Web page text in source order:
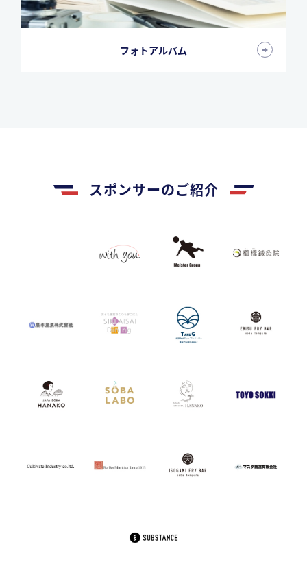
フォトアルバム
スポンサーのご紹介